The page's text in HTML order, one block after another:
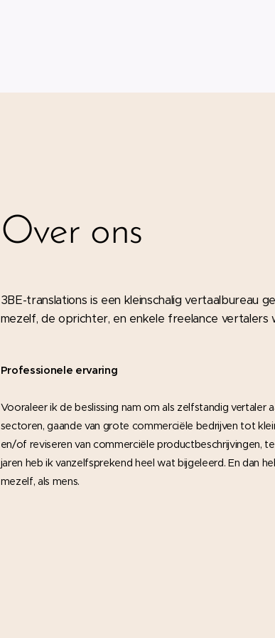
Over ons
3BE-translations is een kleinschalig vertaalbureau
mezelf, de oprichter, en enkele freelance
Professionele ervaring
Vooraleer ik de beslissing nam om als zelfstandig vertaler
sectoren, gaande van grote commerciële bedrijven tot
en/of reviseren van commerciële productbeschrijvingen,
jaren heb ik vanzelfsprekend heel wat bijgeleerd. En dan
mezelf, als mens.